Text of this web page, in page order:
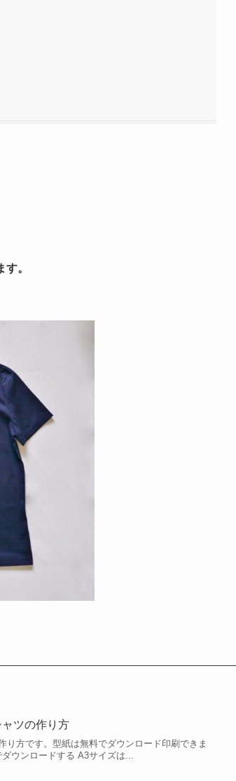
。
ャツの作り方
り方です。型紙は無料でダウンロード印刷できま
ウンロードする A3サイズは...